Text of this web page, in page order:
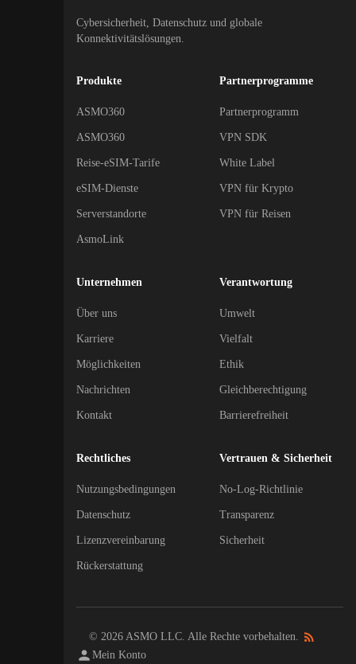
Cybersicherheit, Datenschutz und globale
Konnektivitätslösungen.
Produkte
ASMO360
ASMO360
Reise-eSIM-Tarife
eSIM-Dienste
Serverstandorte
AsmoLink
Partnerprogramme
Partnerprogramm
VPN SDK
White Label
VPN für Krypto
VPN für Reisen
Unternehmen
Über uns
Karriere
Möglichkeiten
Nachrichten
Kontakt
Verantwortung
Umwelt
Vielfalt
Ethik
Gleichberechtigung
Barrierefreiheit
Rechtliches
Nutzungsbedingungen
Datenschutz
Lizenzvereinbarung
Rückerstattung
Vertrauen & Sicherheit
No-Log-Richtlinie
Transparenz
Sicherheit
© 2026 ASMO LLC. Alle Rechte vorbehalten.
Mein Konto